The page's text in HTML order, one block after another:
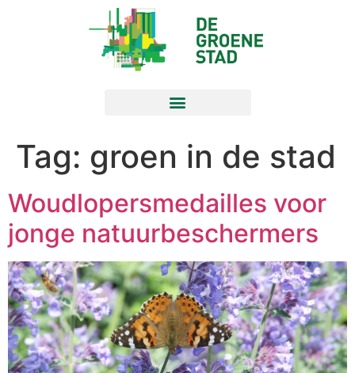
Tag: groen in de stad
Woudlopersmedailles voor
jonge natuurbeschermers